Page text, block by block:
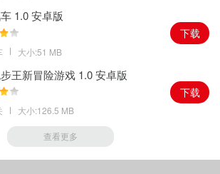
1.0 安卓版
大小:51 MB
下载
王新冒险游戏 1.0 安卓版
大小:126.5 MB
下载
查看更多